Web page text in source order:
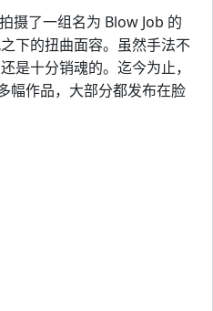
摄了一组名为 Blow Job 的
下的扭曲面容。虽然手法不
是十分销魂的。迄今为止，
幅作品，大部分都发布在脸